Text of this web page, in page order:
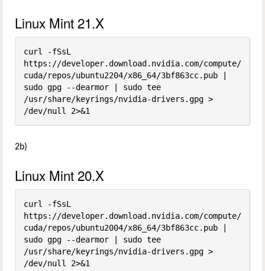
Linux Mint 21.X
curl -fSsL
https://developer.download.nvidia.com/compute/
cuda/repos/ubuntu2204/x86_64/3bf863cc.pub |
sudo gpg --dearmor | sudo tee
/usr/share/keyrings/nvidia-drivers.gpg >
/dev/null 2>&1
2b)
Linux Mint 20.X
curl -fSsL
https://developer.download.nvidia.com/compute/
cuda/repos/ubuntu2004/x86_64/3bf863cc.pub |
sudo gpg --dearmor | sudo tee
/usr/share/keyrings/nvidia-drivers.gpg >